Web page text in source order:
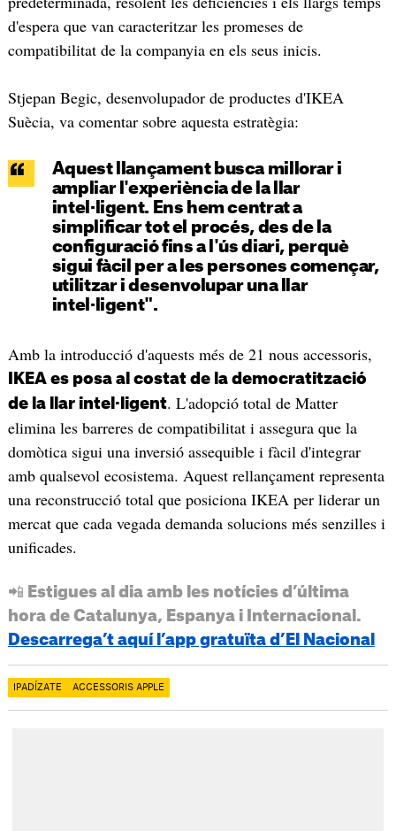
d'espera que van caracteritzar les promeses de
compatibilitat de la companyia en els seus inicis.
Stjepan Begic, desenvolupador de productes d'IKEA
Suècia, va comentar sobre aquesta estratègia:
Aquest llançament busca millorar i
ampliar l'experiència de la llar
intel·ligent. Ens hem centrat a
simplificar tot el procés, des de la
configuració fins a l'ús diari, perquè
sigui fàcil per a les persones començar,
utilitzar i desenvolupar una llar
intel·ligent".
Amb la introducció d'aquests més de 21 nous accessoris,
IKEA es posa al costat de la democratització
de la llar intel·ligent. L'adopció total de Matter
elimina les barreres de compatibilitat i assegura que la
domòtica sigui una inversió assequible i fàcil d'integrar
amb qualsevol ecosistema. Aquest rellançament representa
una reconstrucció total que posiciona IKEA per liderar un
mercat que cada vegada demanda solucions més senzilles i
unificades.
📲 Estigues al dia amb les notícies d’última
hora de Catalunya, Espanya i Internacional.
Descarrega’t aquí l’app gratuïta d’El Nacional
IPADÍZATE ACCESSORIS APPLE